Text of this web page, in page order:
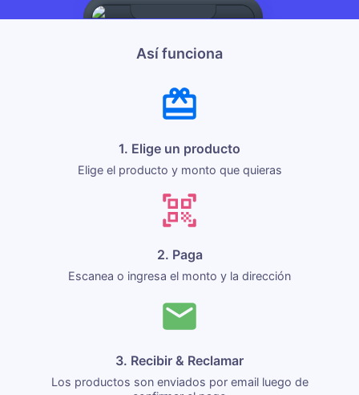
Así funciona
1. Elige un producto
Elige el producto y monto que quieras
2. Paga
Escanea o ingresa el monto y la dirección
3. Recibir & Reclamar
Los productos son enviados por email luego de